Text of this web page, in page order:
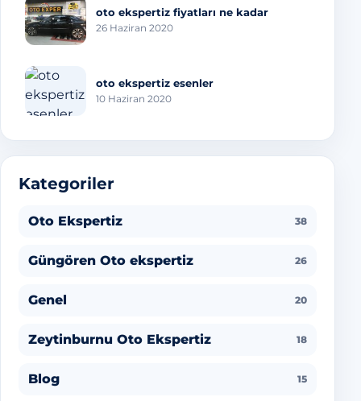
oto ekspertiz fiyatları ne kadar
26 Haziran 2020
oto ekspertiz esenler
10 Haziran 2020
Kategoriler
Oto Ekspertiz 38
Güngören Oto ekspertiz 26
Genel 20
Zeytinburnu Oto Ekspertiz 18
Blog 15